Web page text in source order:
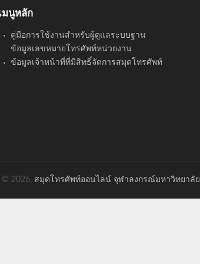
มนูหลัก
คู่มือการใช้งานสำหรับผู้ดูแลระบบฐาน
ข้อมูลเลขหมายโทรศัพท์หน่วยงาน
ข้อมูลเจ้าหน้าที่ที่มีสิทธิ์จัดการสมุดโทรศัพท์
© 2026, สมุดโทรศัพท์ออนไลน์ จุฬาลงกรณ์มหาวิทยาลัย